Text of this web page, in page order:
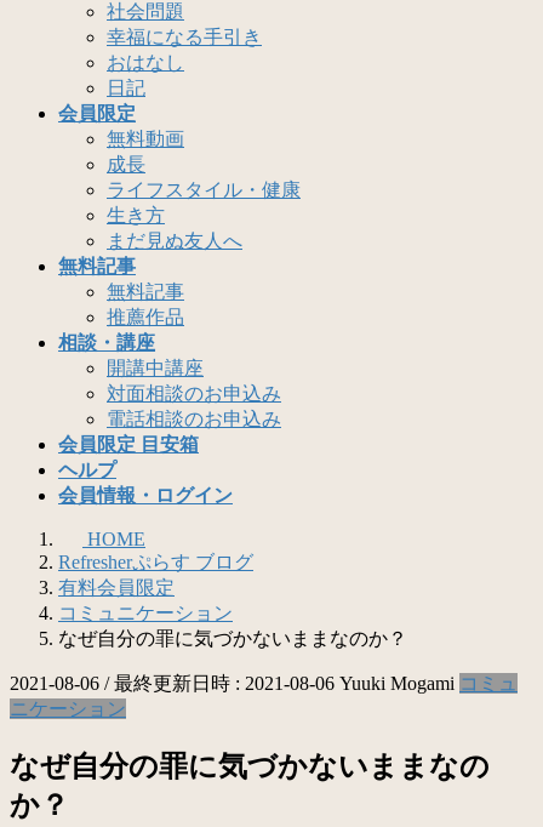
社会問題
幸福になる手引き
おはなし
日記
会員限定
無料動画
成長
ライフスタイル・健康
生き方
まだ見ぬ友人へ
無料記事
無料記事
推薦作品
相談・講座
開講中講座
対面相談のお申込み
電話相談のお申込み
会員限定 目安箱
ヘルプ
会員情報・ログイン
HOME
Refresherぷらす ブログ
有料会員限定
コミュニケーション
なぜ自分の罪に気づかないままなのか？
2021-08-06 / 最終更新日時 : 2021-08-06 Yuuki Mogami コミュ
ニケーション
なぜ自分の罪に気づかないままなの
か？